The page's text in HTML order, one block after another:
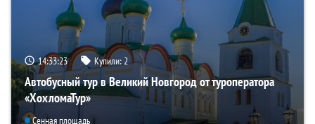
14:33:22 Купили:2
Автобусный тур в Великий Новгород от туроператора
«ХохломаТур»
Сенная площадь